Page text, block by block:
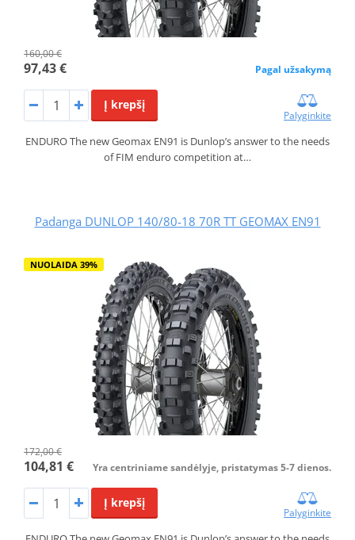
160,00 €
97,43 € Pagal užsakymą
Į krepšį
Palyginkite
ENDURO The new Geomax EN91 is Dunlop’s answer to the needs
of FIM enduro competition at…
Padanga DUNLOP 140/80-18 70R TT GEOMAX EN91
NUOLAIDA 39%
172,00 €
104,81 € Yra centriniame sandėlyje, pristatymas 5-7 dienos.
Į krepšį
Palyginkite